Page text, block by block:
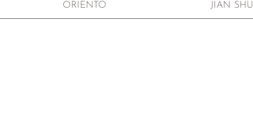
ORIENTO JIAN SHUI